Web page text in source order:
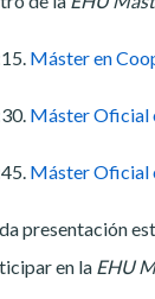
Máster en
Máster Oficial
Máster Oficial
presentación
en la EHU